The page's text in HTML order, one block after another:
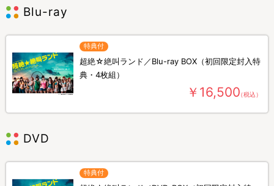
Blu-ray
特典付
超絶☆絶叫ランド／Blu-ray BOX（初回限定封入特
典・4枚組）
￥16,500（税込）
DVD
特典付